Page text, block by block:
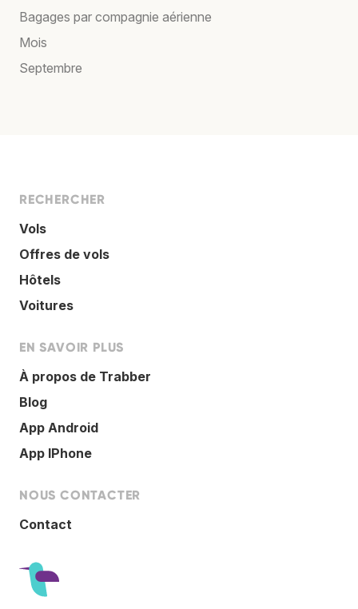
Bagages par compagnie aérienne
Mois
Septembre
RECHERCHER
Vols
Offres de vols
Hôtels
Voitures
EN SAVOIR PLUS
À propos de Trabber
Blog
App Android
App IPhone
NOUS CONTACTER
Contact